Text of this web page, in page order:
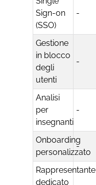
Sign-on
(SSO)
-
Gestione
in blocco
degli
utenti
-
Analisi
per
insegnanti
-
Onboarding
personalizzato
-
Rappresentante
dedicato